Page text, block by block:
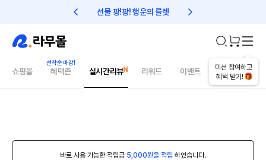
선물 팡!팡! 행운의 룰렛 친구초대 1만원 리워드!
미션 참여하고
혜택 받기!
쇼핑몰 혜택존 실시간리뷰 리워드 이벤트 건강매거진
바로 사용 가능한 적립금 5,000원을 적립 하였습니다.